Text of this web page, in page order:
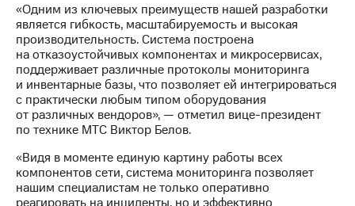
кабинет
акционера
Акционерный
капитал
Контроль
и
аудит
Рынок
акций
Описание
Программа
приобретения
«Одним из ключевых преимуществ нашей разработки
является гибкость, масштабируемость и высокая
производительность. Система построена
на отказоустойчивых компонентах и микросервисах,
поддерживает различные протоколы мониторинга
и инвентарные базы, что позволяет ей интегрироваться
с практически любым типом оборудования
от различных вендоров», — отметил вице-президент
по технике МТС Виктор Белов.
«Видя в моменте единую картину работы всех
компонентов сети, система мониторинга позволяет
нашим специалистам не только оперативно